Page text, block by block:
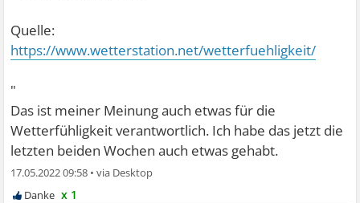
Quelle:
https://www.wetterstation.net/wetterfuehligkeit/
"
Das ist meiner Meinung auch etwas für die
Wetterfühligkeit verantwortlich. Ich habe das jetzt die
letzten beiden Wochen auch etwas gehabt.
17.05.2022 09:58 •
x 1